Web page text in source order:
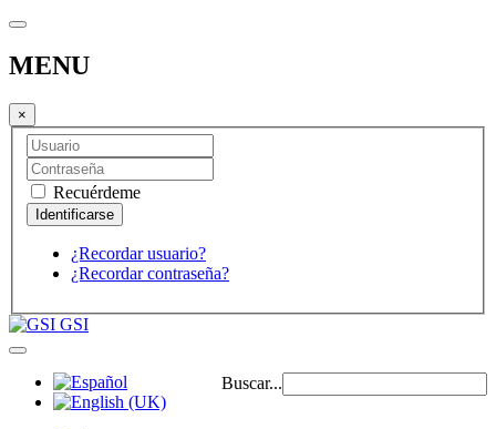
MENU
×
Recuérdeme
¿Recordar usuario?
¿Recordar contraseña?
GSI
Buscar...